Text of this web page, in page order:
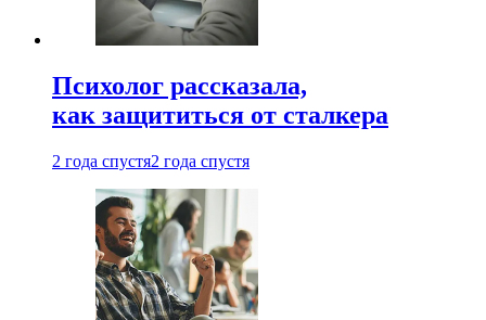
Психолог рассказала,
как защититься от сталкера
2 года спустя2 года спустя